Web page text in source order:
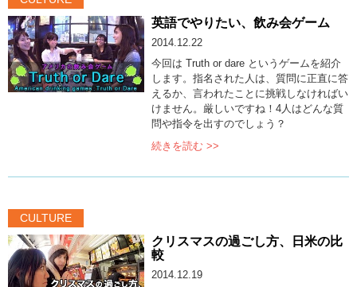
英語でやりたい、飲み会ゲーム
2014.12.22
今回は Truth or dare というゲームを紹介
します。指名された人は、質問に正直に答
えるか、言われたことに挑戦しなければい
けません。厳しいですね！4人はどんな質
問や指令を出すのでしょう？
続きを読む >>
CULTURE
クリスマスの過ごし方、日米の比
較
2014.12.19